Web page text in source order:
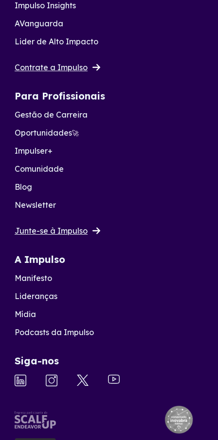
Impulso Insights
AVanguarda
Lider de Alto Impacto
Contrate a Impulso
Para Profissionais
Gestão de Carreira
Oportunidades🚀
Impulser+
Comunidade
Blog
Newsletter
Junte-se à Impulso
A Impulso
Manifesto
Lideranças
Mídia
Podcasts da Impulso
Siga-nos